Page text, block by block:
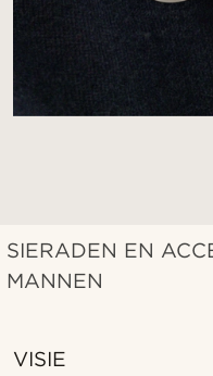
SIERADEN EN
MANNEN
VISIE